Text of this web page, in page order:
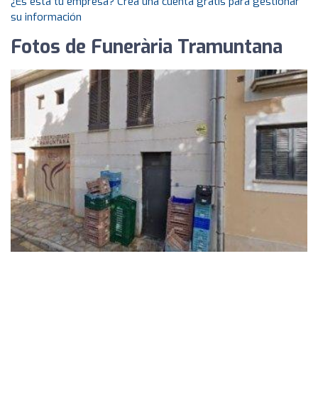
su información
Fotos de Funerària Tramuntana